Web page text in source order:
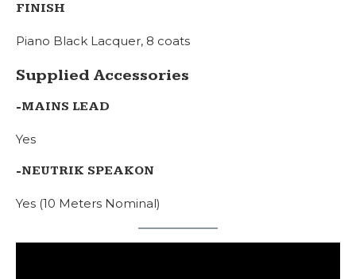
FINISH
Piano Black Lacquer, 8 coats
Supplied Accessories
-MAINS LEAD
Yes
-NEUTRIK SPEAKON
Yes (10 Meters Nominal)